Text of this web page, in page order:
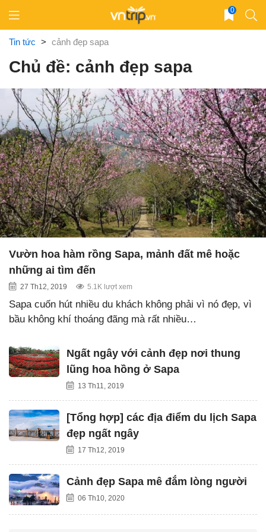
content
0
Tin tức > cảnh đẹp sapa
Chủ đề: cảnh đẹp sapa
Vườn hoa hàm rồng Sapa, mảnh đất mê hoặc
những ai tìm đến
27 Th12, 2019 5.1K lượt xem
Sapa cuốn hút nhiều du khách không phải vì nó đẹp, vì
bầu không khí thoáng đãng mà rất nhiều…
Ngất ngây với cảnh đẹp nơi thung
lũng hoa hồng ở Sapa
13 Th11, 2019
[Tổng hợp] các địa điểm du lịch Sapa
đẹp ngất ngây
17 Th12, 2019
Cảnh đẹp Sapa mê đắm lòng người
06 Th10, 2020